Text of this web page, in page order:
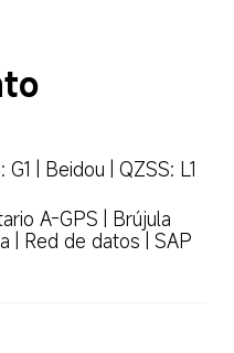
| Beidou | QZSS: L1
A-GPS | Brújula
| Red de datos | SAP